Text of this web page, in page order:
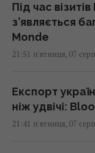
Під час
з’являється
Monde
21:51 п'ятниця, 07
Експорт
ніж удвічі:
21:41 п'ятниця, 07